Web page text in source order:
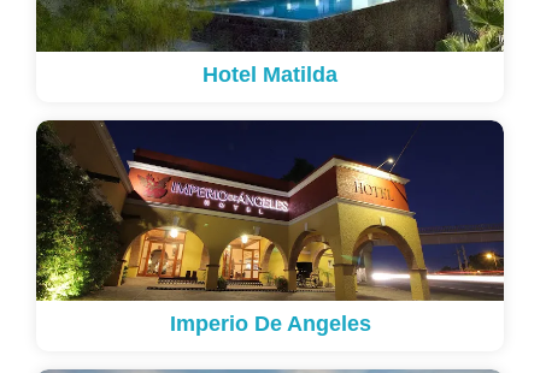
Hotel Matilda
Imperio De Angeles